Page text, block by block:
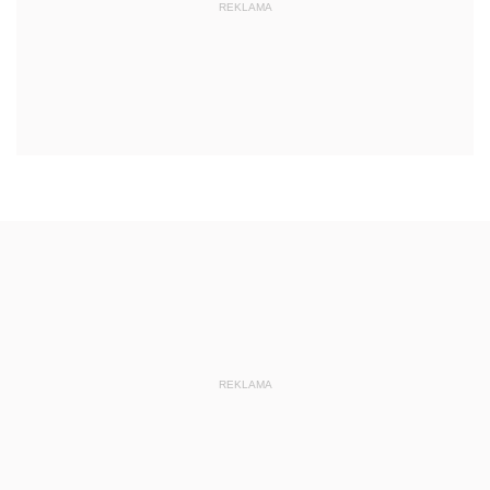
REKLAMA
REKLAMA